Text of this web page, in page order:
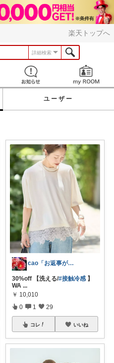
楽天トップへ
詳細検索
見つける お知らせ
ユーザー
cao「お返事が出来ずごめんなさい」
30%off 【洗える/#接触冷感 】
WA ...
￥ 10,010
0 1 29
コレ いいね